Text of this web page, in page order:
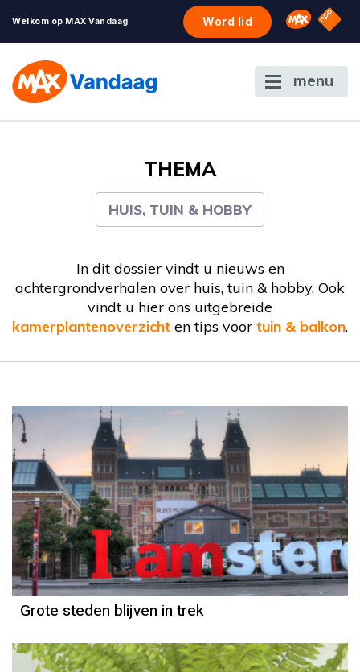
Welkom op MAX Vandaag Word lid Omroep
NPO
menu
THEMA
HUIS, TUIN & HOBBY
In dit dossier vindt u nieuws en
achtergrondverhalen over huis, tuin & hobby. Ook
vindt u hier ons uitgebreide
kamerplantenoverzicht en tips voor tuin & balkon.
Grote steden blijven in trek